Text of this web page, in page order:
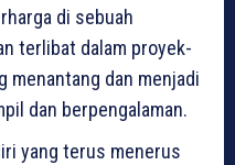
di sebuah
terlibat dalam proyek-
menantang dan menjadi
dan berpengalaman.
yang terus menerus